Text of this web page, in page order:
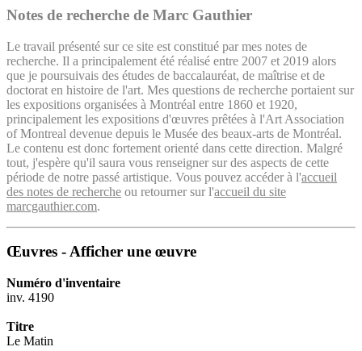
Notes de recherche de Marc Gauthier
Le travail présenté sur ce site est constitué par mes notes de
recherche. Il a principalement été réalisé entre 2007 et 2019 alors
que je poursuivais des études de baccalauréat, de maîtrise et de
doctorat en histoire de l'art. Mes questions de recherche portaient sur
les expositions organisées à Montréal entre 1860 et 1920,
principalement les expositions d'œuvres prêtées à l'Art Association
of Montreal devenue depuis le Musée des beaux-arts de Montréal.
Le contenu est donc fortement orienté dans cette direction. Malgré
tout, j'espère qu'il saura vous renseigner sur des aspects de cette
période de notre passé artistique. Vous pouvez accéder à l'accueil
des notes de recherche ou retourner sur l'accueil du site
marcgauthier.com.
Œuvres - Afficher une œuvre
Numéro d'inventaire
inv. 4190
Titre
Le Matin